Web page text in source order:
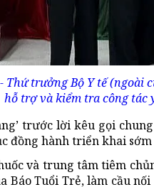
Thứ trưởng Bộ Y tế
hỗ trợ và kiểm tra công tác
trước lời kêu gọi
đồng hành triển khai
và trung tâm tiêm
Báo Tuổi Trẻ, làm cầu